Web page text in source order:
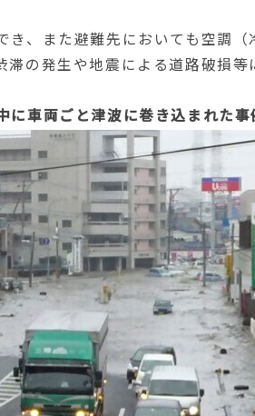
、また避難先においても空調（
滞の発生や地震による道路破損
車両ごと津波に巻き込まれた事